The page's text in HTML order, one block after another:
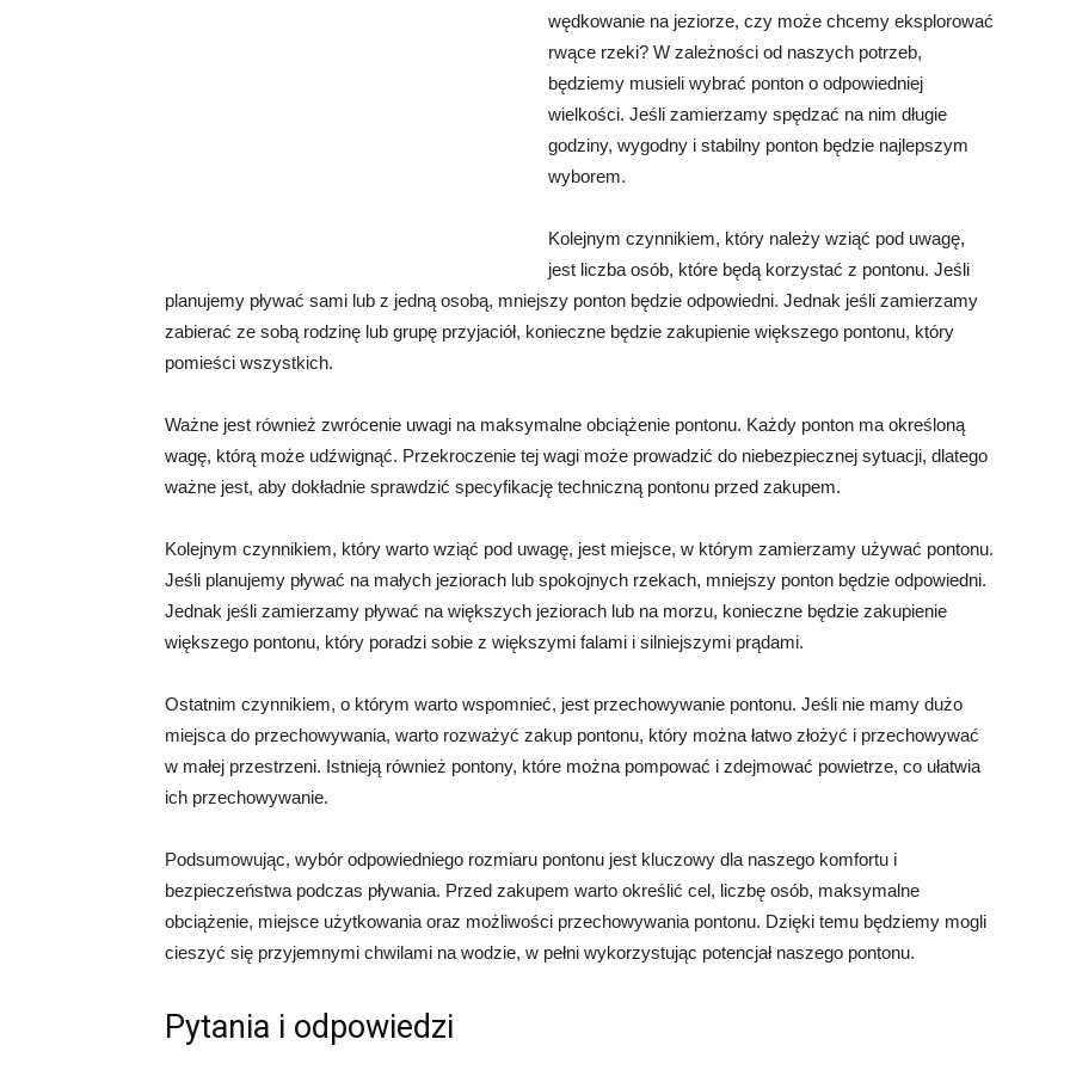
wędkowanie na jeziorze, czy może chcemy eksplorować
rwące rzeki? W zależności od naszych potrzeb,
będziemy musieli wybrać ponton o odpowiedniej
wielkości. Jeśli zamierzamy spędzać na nim długie
godziny, wygodny i stabilny ponton będzie najlepszym
wyborem.
Kolejnym czynnikiem, który należy wziąć pod uwagę,
jest liczba osób, które będą korzystać z pontonu. Jeśli
planujemy pływać sami lub z jedną osobą, mniejszy ponton będzie odpowiedni. Jednak jeśli zamierzamy
zabierać ze sobą rodzinę lub grupę przyjaciół, konieczne będzie zakupienie większego pontonu, który
pomieści wszystkich.
Ważne jest również zwrócenie uwagi na maksymalne obciążenie pontonu. Każdy ponton ma określoną
wagę, którą może udźwignąć. Przekroczenie tej wagi może prowadzić do niebezpiecznej sytuacji, dlatego
ważne jest, aby dokładnie sprawdzić specyfikację techniczną pontonu przed zakupem.
Kolejnym czynnikiem, który warto wziąć pod uwagę, jest miejsce, w którym zamierzamy używać pontonu.
Jeśli planujemy pływać na małych jeziorach lub spokojnych rzekach, mniejszy ponton będzie odpowiedni.
Jednak jeśli zamierzamy pływać na większych jeziorach lub na morzu, konieczne będzie zakupienie
większego pontonu, który poradzi sobie z większymi falami i silniejszymi prądami.
Ostatnim czynnikiem, o którym warto wspomnieć, jest przechowywanie pontonu. Jeśli nie mamy dużo
miejsca do przechowywania, warto rozważyć zakup pontonu, który można łatwo złożyć i przechowywać
w małej przestrzeni. Istnieją również pontony, które można pompować i zdejmować powietrze, co ułatwia
ich przechowywanie.
Podsumowując, wybór odpowiedniego rozmiaru pontonu jest kluczowy dla naszego komfortu i
bezpieczeństwa podczas pływania. Przed zakupem warto określić cel, liczbę osób, maksymalne
obciążenie, miejsce użytkowania oraz możliwości przechowywania pontonu. Dzięki temu będziemy mogli
cieszyć się przyjemnymi chwilami na wodzie, w pełni wykorzystując potencjał naszego pontonu.
Pytania i odpowiedzi